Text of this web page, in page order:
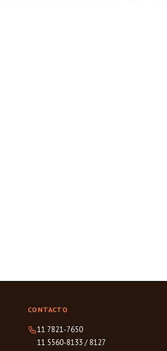
CONTACTO
11 7821-7650
11 5560-8133 / 8127